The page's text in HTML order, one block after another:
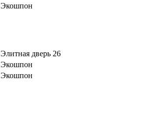
Экошпон
Элитная дверь 26
Экошпон
Экошпон